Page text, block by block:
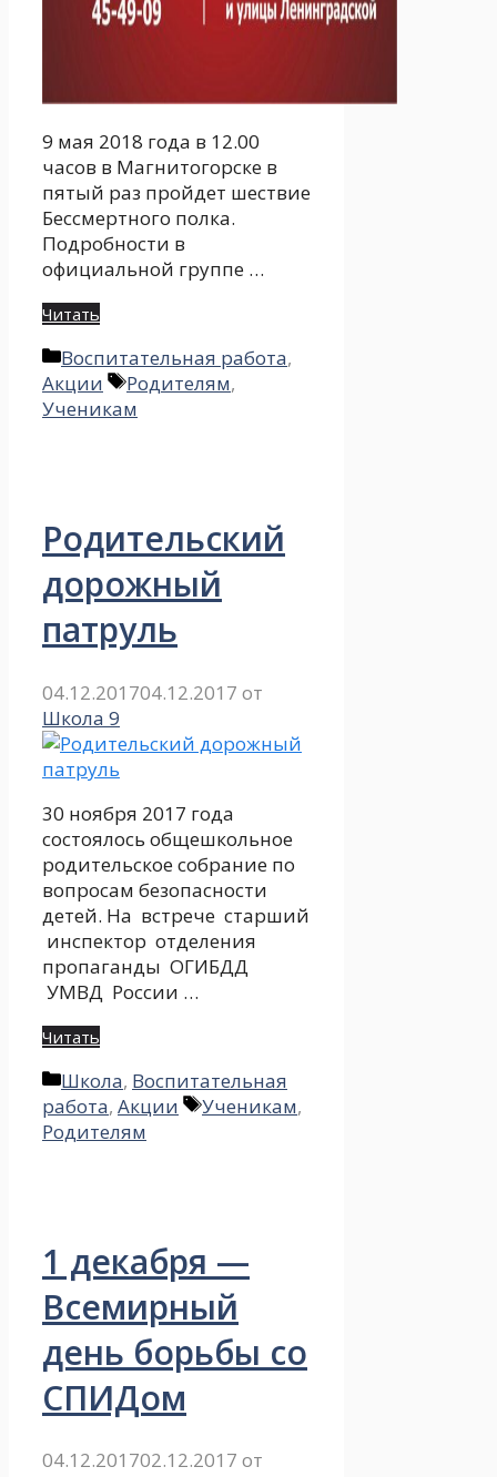
9 мая 2018 года в 12.00
часов в Магнитогорске в
пятый раз пройдет шествие
Бессмертного полка.
Подробности в
официальной группе …
Читать
Рубрики
Воспитательная работа,
Акции
Метки
Родителям,
Ученикам
Родительский
дорожный
патруль
04.12.201704.12.2017 от
Школа 9
30 ноября 2017 года
состоялось общешкольное
родительское собрание по
вопросам безопасности
детей. На встрече старший
инспектор отделения
пропаганды ОГИБДД
УМВД России …
Читать
Рубрики
Школа, Воспитательная
работа, Акции Метки
Ученикам,
Родителям
1 декабря —
Всемирный
день борьбы со
СПИДом
04.12.201702.12.2017 от